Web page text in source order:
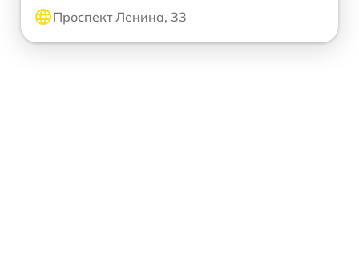
Проспект Ленина, 33